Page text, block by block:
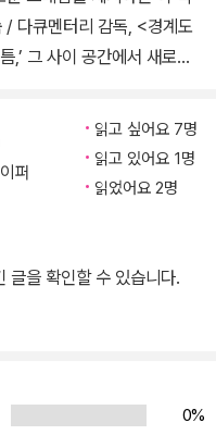
다큐멘터리 감독, <경계도
않고도 다큐멘터리 작업에
는 데 성공했다는 점일 것이
지 시대의 역사기억 : 다큐
은 인물과 사건의 배경이
있는 존재이다. 저자 이승
구에서 공간에 대한 연구
자는 “영화가 시간을 … 조
추어졌다”(7쪽)고 진단한
퍼
읽고 싶어요 7명
읽고 있어요 1명
읽었어요 2명
글을 확인할 수 있습니다.
0%